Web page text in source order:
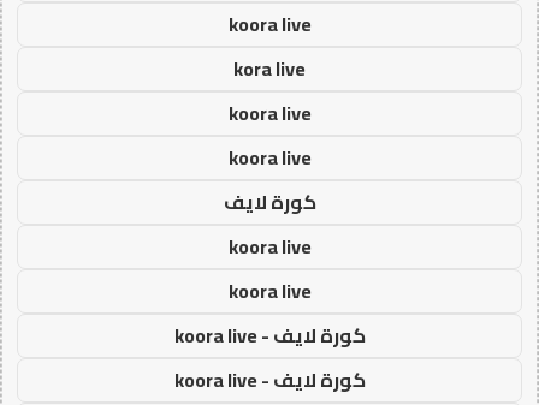
koora live
kora live
koora live
koora live
كورة لايف
koora live
koora live
كورة لايف - koora live
كورة لايف - koora live